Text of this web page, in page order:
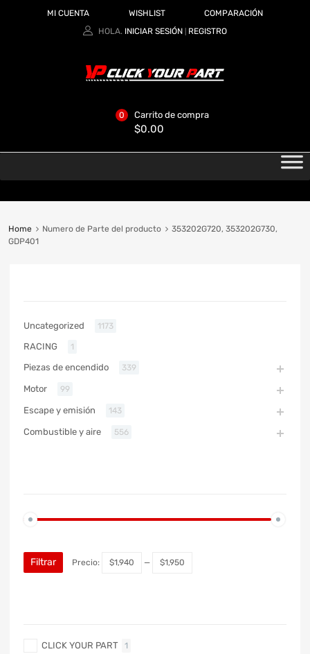
MI CUENTA WISHLIST
COMPARACIÓN
HOLA. INICIAR SESIÓN REGISTRO
Carrito de compra
$0.00
0
Home Numero de Parte del producto
353202G720, 353202G730,
GDP401
Uncategorized 1173
RACING 1
Piezas de encendido 339
Motor 99
Escape y emisión 143
Combustible y aire 556
Filtrar Precio: $1,940 — $1,950
CLICK YOUR PART 1